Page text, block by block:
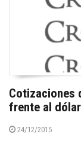
Cotizaciones
frente al dólar
24/12/2015